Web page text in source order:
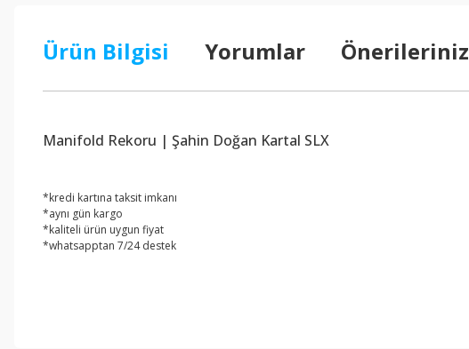
Ürün Bilgisi Yorumlar Önerileriniz
Manifold Rekoru | Şahin Doğan Kartal SLX
*kredi kartına taksit imkanı
*aynı gün kargo
*kaliteli ürün uygun fiyat
*whatsapptan 7/24 destek